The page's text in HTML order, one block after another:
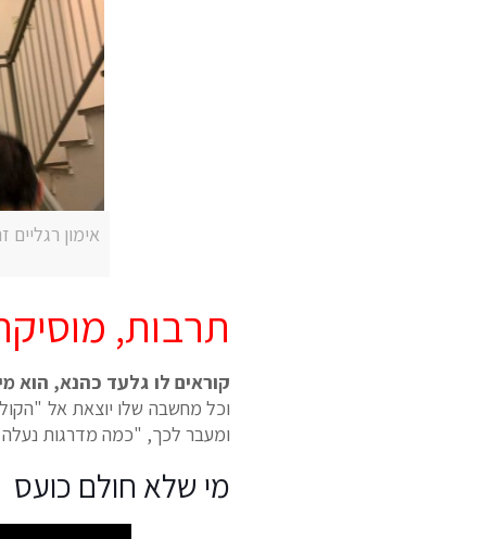
אימון
תרבות,
קוראים לו גלעד כהנא, הוא
וכל מחשבה שלו יוצאת אל
ומעבר לכך, "כמה מדרגות
מי שלא חולם כועס